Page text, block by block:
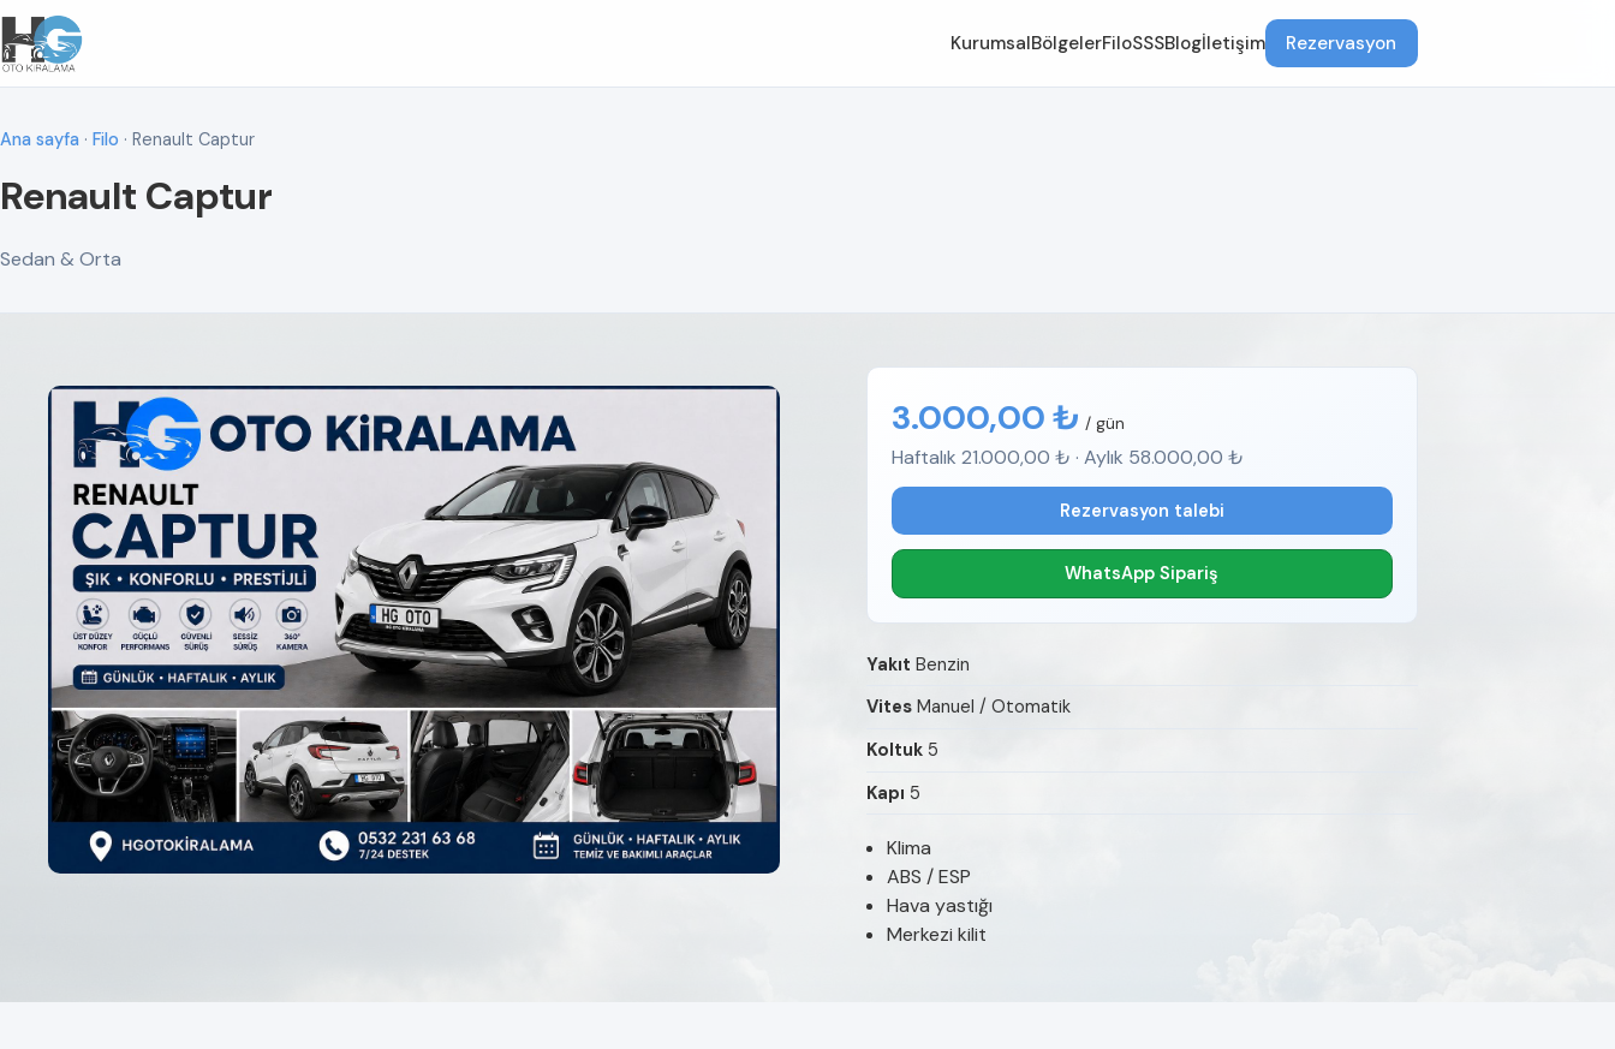
KurumsalBölgelerFiloSSSBlogİletişim Rezervasyon
Ana sayfa · Filo · Renault Captur
Renault Captur
Sedan & Orta
3.000,00 ₺ / gün
Haftalık 21.000,00 ₺ · Aylık 58.000,00 ₺
Rezervasyon talebi
WhatsApp Sipariş
Yakıt Benzin
VitesManuel / Otomatik
Koltuk5
Kapı 5
Klima
ABS / ESP
Hava yastığı
Merkezi kilit